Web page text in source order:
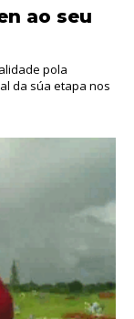
ao seu
pola
da súa etapa nos